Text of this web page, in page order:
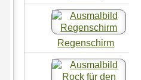
Regenschirm